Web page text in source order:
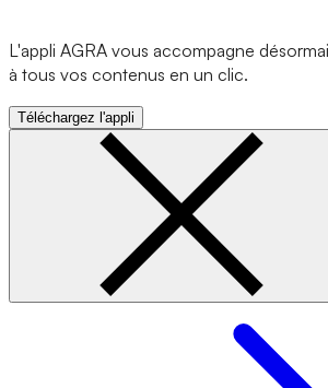
L'appli AGRA vous accompagne
à tous vos contenus en un clic.
Téléchargez l'appli